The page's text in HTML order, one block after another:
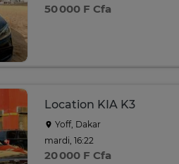
50 000 F Cfa
Location KIA K3
Yoff, Dakar
mardi, 16:22
20 000 F Cfa